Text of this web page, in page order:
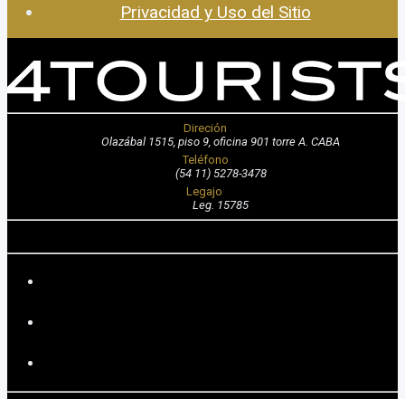
Privacidad y Uso del Sitio
Direción
Olazábal 1515, piso 9, oficina 901 torre A. CABA
Teléfono
(54 11) 5278-3478
Legajo
Leg. 15785